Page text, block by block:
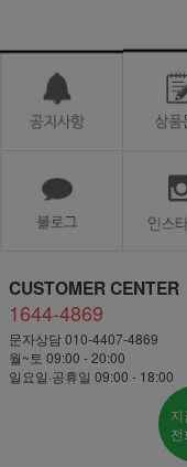
CUSTOMER CENTER
1644-4869
문자상담 010-4407-4869
월~토 09:00 - 20:00
일요일·공휴일 09:00 - 18:00
지
전